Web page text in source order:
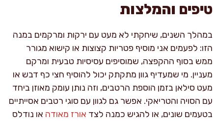
טיפים והמלצות
במהלך השנים, שיחקתי לא מעט עם ירקות ומרקמים במנה
הזו: לפעמים אני מוסיף פטריות קצוצות או קישוא מגורר
ממש בסוף ההקפצה, שמוסיפים עסיסיות טבעית ומרקם
מעניין. מי שמעדיף גוון מתקתק יכול להוסיף חצי כף דבש או
מעט סילאן בזמן הוספת הרטבים, וזה נותן עומק מאוזן ביחד
עם הסויה והטריאקי. אפשר גם לגוון עם סוגי רטבים אסייתיים
בטעמים שונים, או להגיש כמנה לצד אורז מאודה או נודלס